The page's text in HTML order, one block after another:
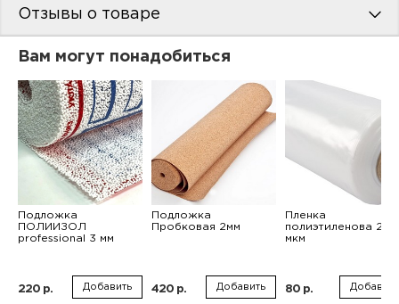
Отзывы о товаре
Вам могут понадобиться
Подложка
ПОЛИИЗОЛ
professional 3 мм
220 р. Добавить
Подложка
Пробковая 2мм
420 р. Добавить
Пленка
полиэтиленова 200
мкм
80 р. Добавить